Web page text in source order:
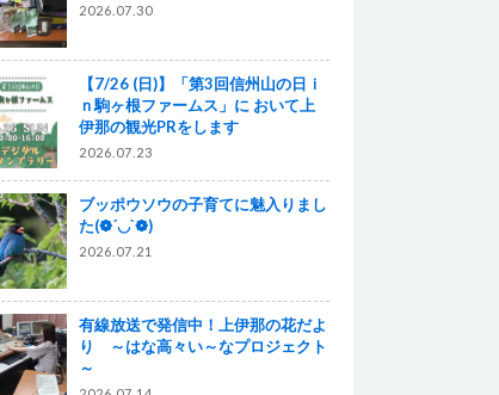
2026.07.30
【7/26 (日)】「第3回信州山の日ｉ
ｎ駒ヶ根ファームス」に おいて上
伊那の観光PRをします
2026.07.23
ブッポウソウの子育てに魅入りまし
た(❁´◡`❁)
2026.07.21
有線放送で発信中！上伊那の花だよ
り ～はな高々い～なプロジェクト
～